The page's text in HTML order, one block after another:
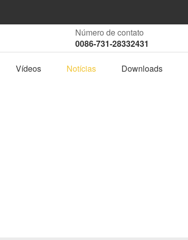
Número de contato
0086-731-28332431
Vídeos Notícias Downloads